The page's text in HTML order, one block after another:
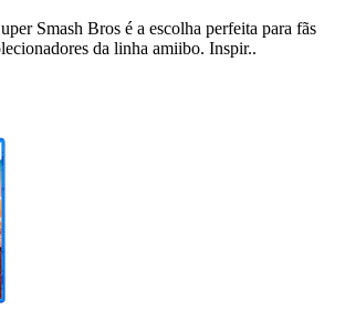
Smash Bros é a escolha perfeita para fãs
da linha amiibo. Inspir..